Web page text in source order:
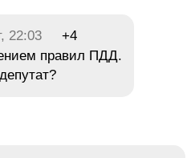
22:03
+4
правил ПДД.